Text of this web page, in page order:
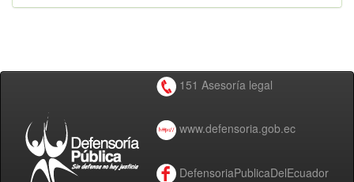
151 Asesoría legal
www.defensoria.gob.ec
DefensoriaPublicaDelEcuador